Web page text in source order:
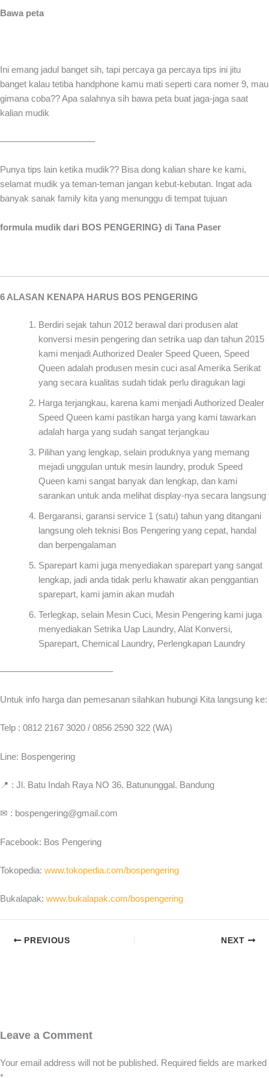
Bawa peta
Ini emang jadul banget sih, tapi percaya ga percaya tips ini jitu
banget kalau tetiba handphone kamu mati seperti cara nomer 9, mau
gimana coba?? Apa salahnya sih bawa peta buat jaga-jaga saat
kalian mudik
——————————–
Punya tips lain ketika mudik?? Bisa dong kalian share ke kami,
selamat mudik ya teman-teman jangan kebut-kebutan. Ingat ada
banyak sanak family kita yang menunggu di tempat tujuan
formula mudik dari BOS PENGERING} di Tana Paser
6 ALASAN KENAPA HARUS BOS PENGERING
Berdiri sejak tahun 2012 berawal dari produsen alat
konversi mesin pengering dan setrika uap dan tahun 2015
kami menjadi Authorized Dealer Speed Queen, Speed
Queen adalah produsen mesin cuci asal Amerika Serikat
yang secara kualitas sudah tidak perlu diragukan lagi
Harga terjangkau, karena kami menjadi Authorized Dealer
Speed Queen kami pastikan harga yang kami tawarkan
adalah harga yang sudah sangat terjangkau
Pilihan yang lengkap, selain produknya yang memang
mejadi unggulan untuk mesin laundry, produk Speed
Queen kami sangat banyak dan lengkap, dan kami
sarankan untuk anda melihat display-nya secara langsung
Bergaransi, garansi service 1 (satu) tahun yang ditangani
langsung oleh teknisi Bos Pengering yang cepat, handal
dan berpengalaman
Sparepart kami juga menyediakan sparepart yang sangat
lengkap, jadi anda tidak perlu khawatir akan penggantian
sparepart, kami jamin akan mudah
Terlegkap, selain Mesin Cuci, Mesin Pengering kami juga
menyediakan Setrika Uap Laundry, Alat Konversi,
Sparepart, Chemical Laundry, Perlengkapan Laundry
————————————–
Untuk info harga dan pemesanan silahkan hubungi Kita langsung ke:
Telp : 0812 2167 3020 / 0856 2590 322 (WA)
Line: Bospengering
📍 : Jl. Batu Indah Raya NO 36. Batununggal. Bandung
✉ : bospengering@gmail.com
Facebook: Bos Pengering
Tokopedia: www.tokopedia.com/bospengering
Bukalapak: www.bukalapak.com/bospengering
PREVIOUS NEXT
Leave a Comment
Your email address will not be published. Required fields are marked